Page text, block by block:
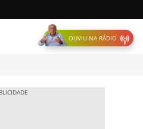
OUVIU NA RÁDIO